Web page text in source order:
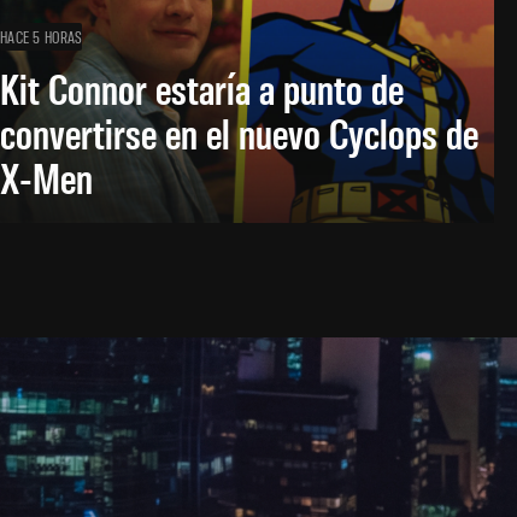
HACE 5 HORAS
Kit Connor estaría a punto de
convertirse en el nuevo Cyclops de
X-Men